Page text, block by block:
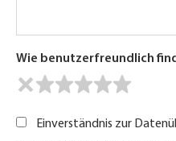
Wie benutzerfreundlich
Einverständnis zur